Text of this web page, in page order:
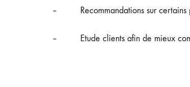
– Recommandations sur certains
– Etude clients afin de mieux